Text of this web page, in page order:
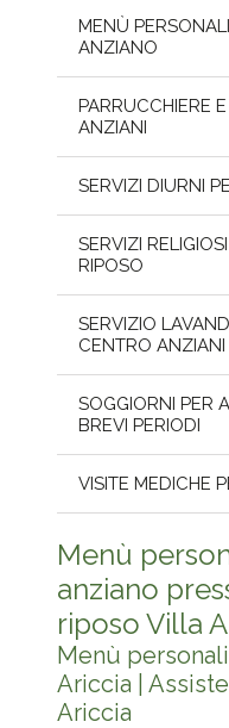
MENÙ
ANZIANO
PARRUCCHIERE
ANZIANI
SERVIZI DIURNI
SERVIZI
RIPOSO
SERVIZIO
CENTRO ANZIANI
SOGGIORNI PER
BREVI PERIODI
VISITE MEDICHE
Menù
anziano
riposo Villa
Menù
Ariccia |
Ariccia